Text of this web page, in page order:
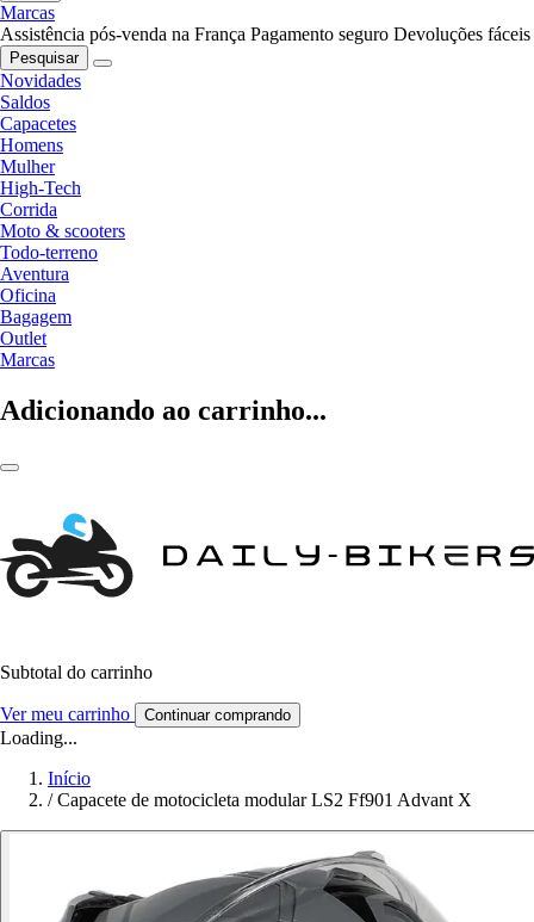
Marcas
Assistência pós-venda na França Pagamento seguro Devoluções fáceis
Pesquisar
Novidades
Saldos
Capacetes
Homens
Mulher
High-Tech
Corrida
Moto & scooters
Todo-terreno
Aventura
Oficina
Bagagem
Outlet
Marcas
Adicionando ao carrinho...
Subtotal do carrinho
Ver meu carrinho Continuar comprando
Loading...
Início
/ Capacete de motocicleta modular LS2 Ff901 Advant X